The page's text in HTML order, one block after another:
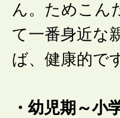
ん。ためこん
て一番身近な
ば、健康的で
・幼児期～小